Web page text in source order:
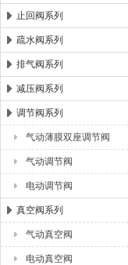
止回阀系列
疏水阀系列
排气阀系列
减压阀系列
调节阀系列
气动薄膜双座调节阀
气动调节阀
电动调节阀
真空阀系列
气动真空阀
电动真空阀